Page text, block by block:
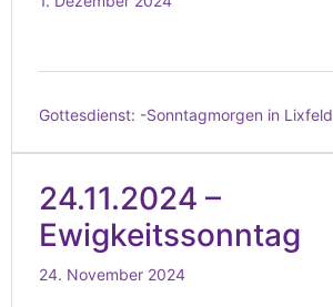
Gottesdienst: -Sonntagmorgen in Lixfeld
24.11.2024 –
Ewigkeitssonntag
24. November 2024